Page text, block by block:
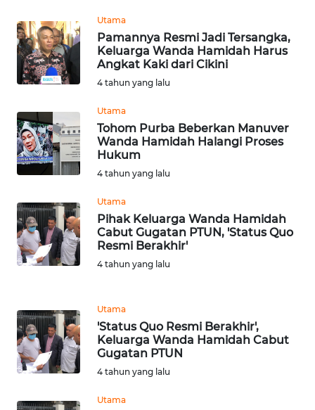
Utama
Pamannya Resmi Jadi Tersangka,
Keluarga Wanda Hamidah Harus
Angkat Kaki dari Cikini
4 tahun yang lalu
Utama
Tohom Purba Beberkan Manuver
Wanda Hamidah Halangi Proses
Hukum
4 tahun yang lalu
Utama
Pihak Keluarga Wanda Hamidah
Cabut Gugatan PTUN, 'Status Quo
Resmi Berakhir'
4 tahun yang lalu
Utama
'Status Quo Resmi Berakhir',
Keluarga Wanda Hamidah Cabut
Gugatan PTUN
4 tahun yang lalu
Utama
WN
NIAS
LANGKAT
WN
TAPANULI
SELATAN
WN
TANJUNG
LESUNG
WN
SIMALUNGUN
LABUHANBATU